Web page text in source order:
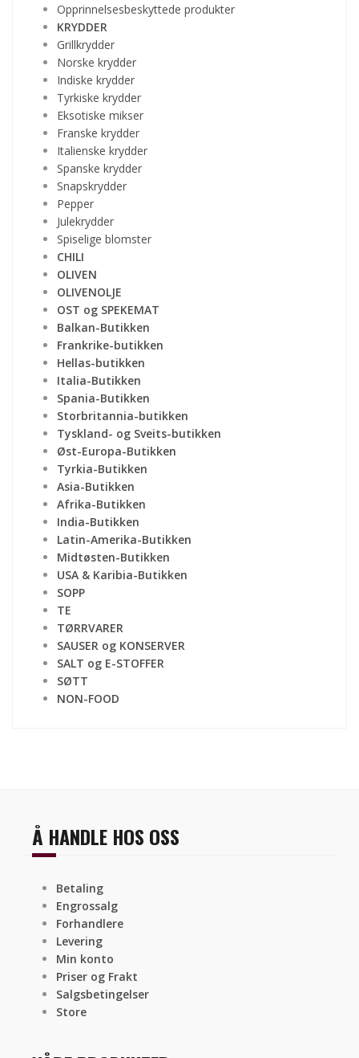
Opprinnelsesbeskyttede produkter
KRYDDER
Grillkrydder
Norske krydder
Indiske krydder
Tyrkiske krydder
Eksotiske mikser
Franske krydder
Italienske krydder
Spanske krydder
Snapskrydder
Pepper
Julekrydder
Spiselige blomster
CHILI
OLIVEN
OLIVENOLJE
OST og SPEKEMAT
Balkan-Butikken
Frankrike-butikken
Hellas-butikken
Italia-Butikken
Spania-Butikken
Storbritannia-butikken
Tyskland- og Sveits-butikken
Øst-Europa-Butikken
Tyrkia-Butikken
Asia-Butikken
Afrika-Butikken
India-Butikken
Latin-Amerika-Butikken
Midtøsten-Butikken
USA & Karibia-Butikken
SOPP
TE
TØRRVARER
SAUSER og KONSERVER
SALT og E-STOFFER
SØTT
NON-FOOD
Å HANDLE HOS OSS
Betaling
Engrossalg
Forhandlere
Levering
Min konto
Priser og Frakt
Salgsbetingelser
Store